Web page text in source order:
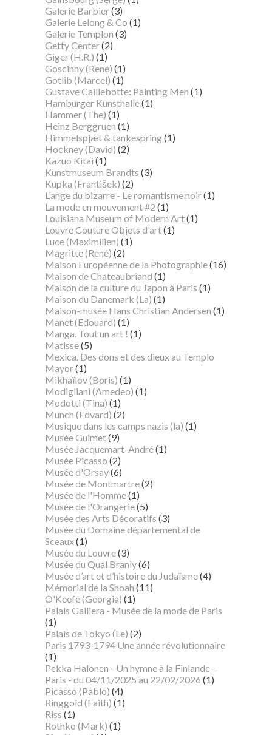
Galerie Barbier(3)
Galerie Lelong & Co (1)
Galerie Templon (3)
Getty Center(2)
Giger (H.R.) (1)
Goscinny (René) (1)
Gotlib (Marcel) (1)
Gustave Caillebotte: Painting Men (1)
Hamburger Kunsthalle(1)
Hammer (The) (1)
Heinz Berggruen (1)
Himmelspjæt & tankespring(1)
Hockney (David) (2)
Kazuo Kitai (1)
Kunstmuseum Brandts (3)
Kupka (František) (2)
L'ange du bizarre - Le romantisme noir(1)
La mode en mouvement #2 (1)
Louisiana Museum of Modern Art(1)
Louvre Couture Objets d'art(1)
Luce (Maximilien) (1)
Magritte (René) (2)
Maison Européenne de la Photographie(16)
Maison de Chateaubriand (1)
Maison de la culture du Japon à Paris (1)
Maison du Danemark (La) (1)
Maison-musée Hans Christian Andersen (1)
Manet (Edouard) (1)
Manga. Tout un art ! (1)
Matisse(5)
Mexica. Des dons et des dieux au Templo
Mayor(1)
Mikhaïlov (Boris) (1)
Modigliani (Amedeo) (1)
Modotti (Tina) (1)
Munch (Edvard) (2)
Musique dans les camps nazis (la) (1)
Musée Guimet(9)
Musée Jacquemart-André(1)
Musée Picasso (2)
Musée d'Orsay(6)
Musée de Montmartre(2)
Musée de l'Homme(1)
Musée de l'Orangerie(5)
Musée des Arts Décoratifs (3)
Musée du Domaine départemental de
Sceaux(1)
Musée du Louvre(3)
Musée du Quai Branly(6)
Musée d’art et d’histoire du Judaïsme(4)
Mémorial de la Shoah (11)
O'Keefe (Georgia) (1)
Palais Galliera - Musée de la mode de Paris
(1)
Palais de Tokyo (Le) (2)
Paris 1793-1794 Une année révolutionnaire
(1)
Pekka Halonen - Un hymne à la Finlande -
Paris - du 04/11/2025 au 22/02/2026 (1)
Picasso (Pablo) (4)
Ringgold (Faith) (1)
Riss (1)
Rothko (Mark) (1)